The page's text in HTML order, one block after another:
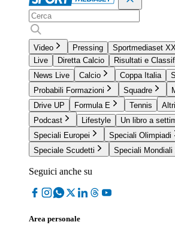
Video Pressing Sportmediaset
Live
Diretta Calcio
Risultati e
News Live
Calcio Coppa Italia
Probabili Formazioni
Squadre
Drive UP
Formula E Tennis
Podcast
Lifestyle
Un libro a
Speciali Europei
Speciali Olimpiadi
Speciale Scudetti
Speciali Mondiali
Seguici anche su
Area personale